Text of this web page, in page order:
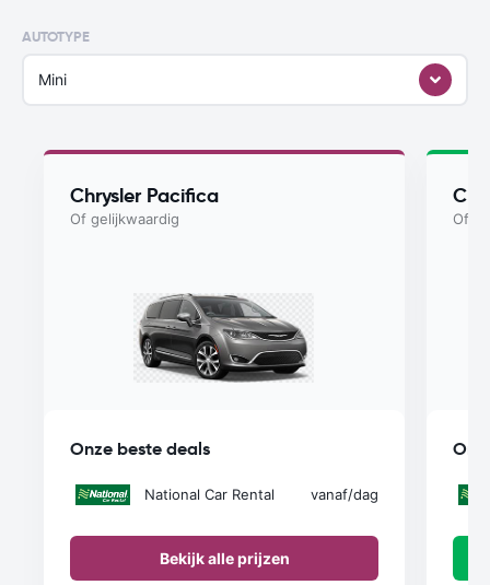
AUTOTYPE
Mini
Chrysler Pacifica
Of gelijkwaardig
Onze beste deals
National Car Rental vanaf/dag
Bekijk alle prijzen
Of